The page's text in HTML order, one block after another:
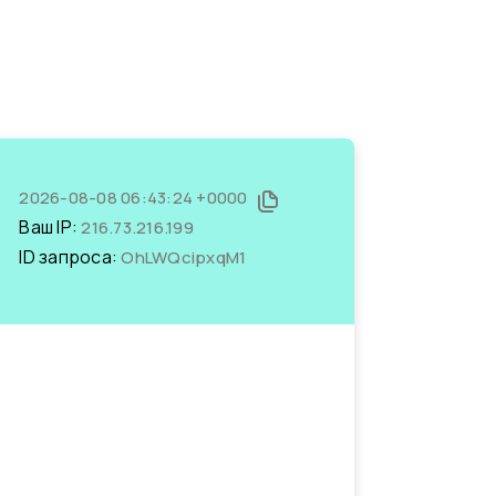
2026-08-08 06:43:24 +0000
Ваш IP:216.73.216.199
ID запроса:OhLWQcipxqM1